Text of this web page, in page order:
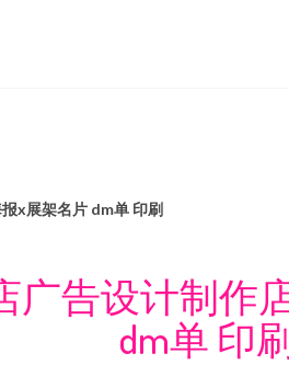
x展架名片 dm单 印刷
广告设计制作
dm单 印